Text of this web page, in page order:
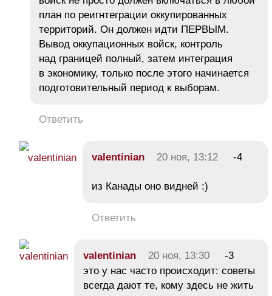
план по реигнтеграции оккупированных
территорий. Он должен идти ПЕРВЫМ.
Вывод оккупационных войск, контроль
над границей полный, затем интеграция
в экономику, только после этого начинается
подготовительный период к выборам.
Ответить
valentinian 20 ноя, 13:12 -4
из Канады оно видней :)
Ответить
valentinian 20 ноя, 13:30
-3
это у нас часто происходит: советы
всегда дают те, кому здесь не жить